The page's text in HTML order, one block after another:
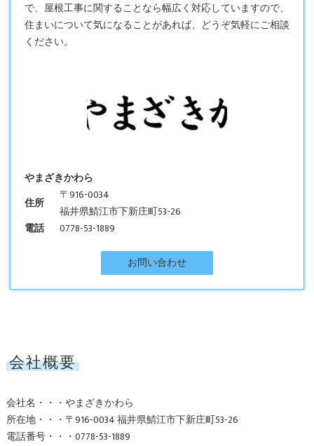
で、屋根工事に関することなら幅広く対応していますので、
住まいについて気になることがあれば、どうぞ気軽にご相談
ください。
やまざきかわら
住所
〒916-0034
福井県鯖江市下新庄町53-26
電話
0778-53-1889
お問い合わせ
会社概要
会社名・・・やまざきかわら
所在地・・・〒916-0034 福井県鯖江市下新庄町53-26
電話番号・・・0778-53-1889